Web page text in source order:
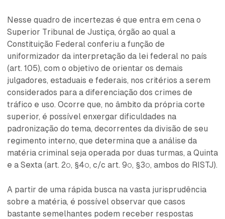
Nesse quadro de incertezas é que entra em cena o
Superior Tribunal de Justiça, órgão ao qual a
Constituição Federal conferiu a função de
uniformizador da interpretação da lei federal no país
(art. 105), com o objetivo de orientar os demais
julgadores, estaduais e federais, nos critérios a serem
considerados para a diferenciação dos crimes de
tráfico e uso. Ocorre que, no âmbito da própria corte
superior, é possível enxergar dificuldades na
padronização do tema, decorrentes da divisão de seu
regimento interno, que determina que a análise da
matéria criminal seja operada por duas turmas, a Quinta
e a Sexta (art. 2º, §4º, c/c art. 9º, §3º, ambos do RISTJ).
A partir de uma rápida busca na vasta jurisprudência
sobre a matéria, é possível observar que casos
bastante semelhantes podem receber respostas